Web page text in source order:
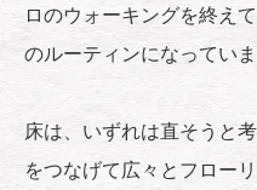
ロのウォーキングを終え
のルーティンになっていま
床は、いずれは直そうと
をつなげて広々とフロー